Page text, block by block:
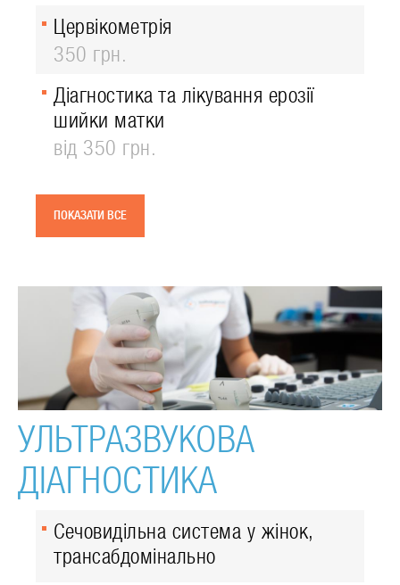
Цервікометрія
350 грн.
Діагностика та лікування ерозії
шийки матки
від 350 грн.
ПОКАЗАТИ ВСЕ
УЛЬТРАЗВУКОВА
ДІАГНОСТИКА
Сечовидільна система у жінок,
трансабдомінально